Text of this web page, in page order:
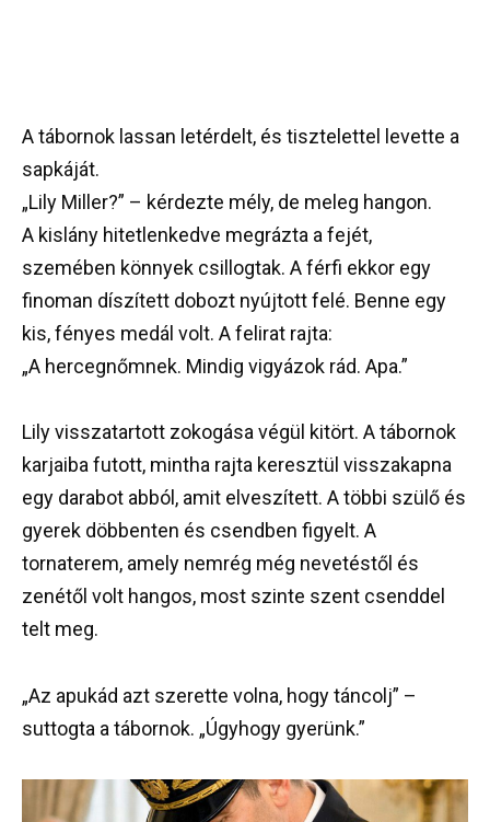
A tábornok lassan letérdelt, és tisztelettel levette a
sapkáját.
„Lily Miller?” – kérdezte mély, de meleg hangon.
A kislány hitetlenkedve megrázta a fejét,
szemében könnyek csillogtak. A férfi ekkor egy
finoman díszített dobozt nyújtott felé. Benne egy
kis, fényes medál volt. A felirat rajta:
„A hercegnőmnek. Mindig vigyázok rád. Apa.”
Lily visszatartott zokogása végül kitört. A tábornok
karjaiba futott, mintha rajta keresztül visszakapna
egy darabot abból, amit elveszített. A többi szülő és
gyerek döbbenten és csendben figyelt. A
tornaterem, amely nemrég még nevetéstől és
zenétől volt hangos, most szinte szent csenddel
telt meg.
„Az apukád azt szerette volna, hogy táncolj” –
suttogta a tábornok. „Úgyhogy gyerünk.”